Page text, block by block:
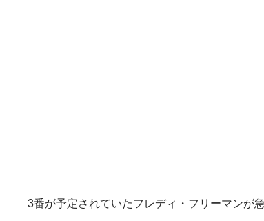
3番が予定されていたフレディ・フリーマンが